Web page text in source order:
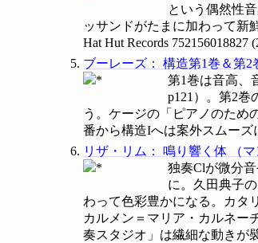
という偶然性
ッサンドがたまに加わって新
Hat Hut Records 752156018827 (
ブーレーズ ： 構造第1巻＆第2
第1巻は音高、
p121）。第2巻
う。ケージの「ピアノのため
番から構造Iへは案外スムーズ
リザ・リム ： 鳴り響く体 （
独奏Clが微分
に。久田典子
わって色彩豊かになる。カタ
カルメン＝マリア・カルネー
奏スタジオ」は繊細な動きが